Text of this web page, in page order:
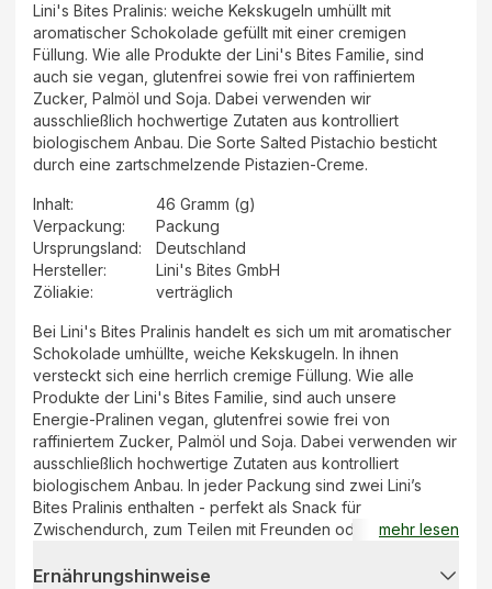
Lini's Bites Pralinis: weiche Kekskugeln umhüllt mit
aromatischer Schokolade gefüllt mit einer cremigen
Füllung. Wie alle Produkte der Lini's Bites Familie, sind
auch sie vegan, glutenfrei sowie frei von raffiniertem
Zucker, Palmöl und Soja. Dabei verwenden wir
ausschließlich hochwertige Zutaten aus kontrolliert
biologischem Anbau. Die Sorte Salted Pistachio besticht
durch eine zartschmelzende Pistazien-Creme.
Inhalt:
46 Gramm (g)
Verpackung:
Packung
Ursprungsland:
Deutschland
Hersteller:
Lini's Bites GmbH
Zöliakie:
verträglich
Bei Lini's Bites Pralinis handelt es sich um mit aromatischer
Schokolade umhüllte, weiche Kekskugeln. In ihnen
versteckt sich eine herrlich cremige Füllung. Wie alle
Produkte der Lini's Bites Familie, sind auch unsere
Energie-Pralinen vegan, glutenfrei sowie frei von
raffiniertem Zucker, Palmöl und Soja. Dabei verwenden wir
ausschließlich hochwertige Zutaten aus kontrolliert
biologischem Anbau. In jeder Packung sind zwei Lini’s
Bites Pralinis enthalten - perfekt als Snack für
Zwischendurch, zum Teilen mit Freunden oder Kollegen,
vier innovativen Geschmacksrichtungen! Die Sorte Salted
mehr lesen
Ernährungshinweise